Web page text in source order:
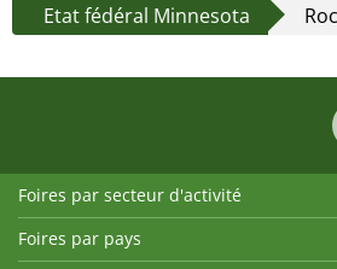
Etat fédéral Minnesota
Foires par secteur d'activité
Foires par pays